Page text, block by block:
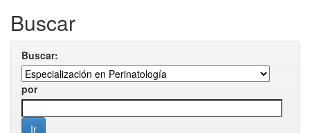
Buscar
Buscar:
por